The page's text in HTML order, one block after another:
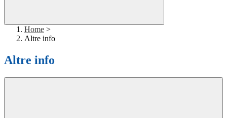
Home >
Altre info
Altre info